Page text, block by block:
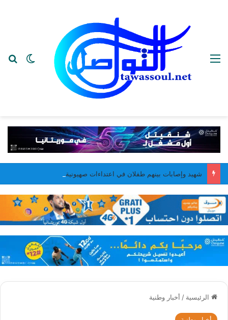
الوضع القائمة
شهيد وإصابات بينهم طفلان في اعتداءات صهيونية على قطاع غزة
الرئيسية / أخبار وطنية